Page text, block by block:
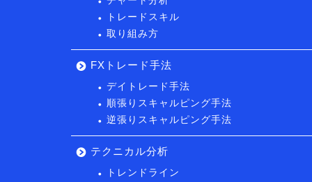
トレードスキル
取り組み方
FXトレード手法
デイトレード手法
順張りスキャルピング手法
逆張りスキャルピング手法
テクニカル分析
トレンドライン